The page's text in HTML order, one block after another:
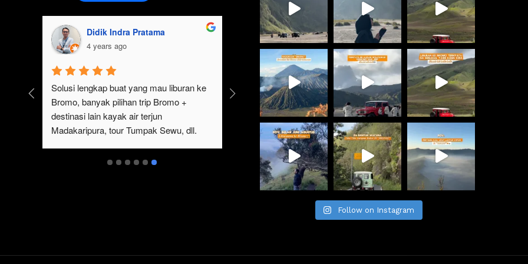
Didik Indra Pratama
4 years ago
Solusi lengkap buat yang mau liburan ke
Bromo, banyak pilihan trip Bromo +
destinasi lain kayak air terjun
Madakaripura, tour Tumpak Sewu, dll.
Follow on Instagram